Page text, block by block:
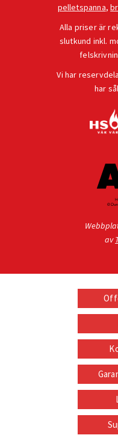
pelletspanna,
Alla priser är
slutkund inkl.
Vi har
har
av